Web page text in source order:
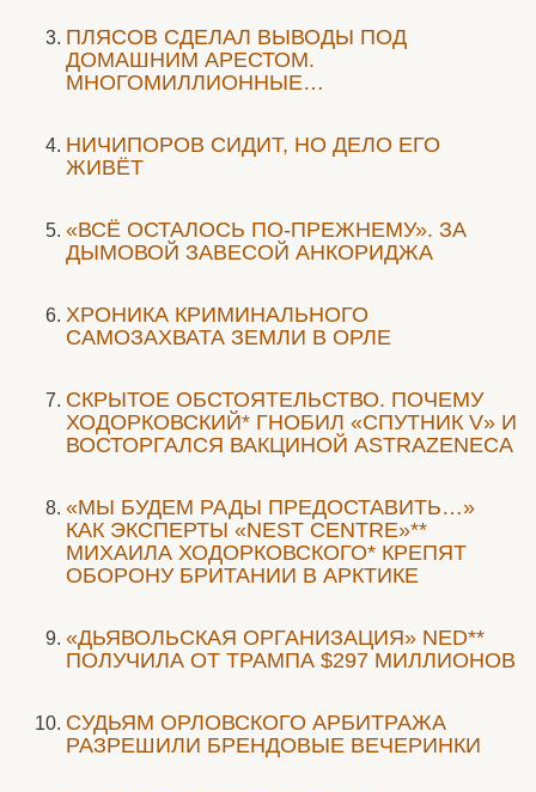
ПЛЯСОВ СДЕЛАЛ ВЫВОДЫ ПОД
ДОМАШНИМ АРЕСТОМ.
МНОГОМИЛЛИОННЫЕ…
НИЧИПОРОВ СИДИТ, НО ДЕЛО ЕГО
ЖИВЁТ
«ВСЁ ОСТАЛОСЬ ПО-ПРЕЖНЕМУ». ЗА
ДЫМОВОЙ ЗАВЕСОЙ АНКОРИДЖА
ХРОНИКА КРИМИНАЛЬНОГО
САМОЗАХВАТА ЗЕМЛИ В ОРЛЕ
СКРЫТОЕ ОБСТОЯТЕЛЬСТВО. ПОЧЕМУ
ХОДОРКОВСКИЙ* ГНОБИЛ «СПУТНИК V» И
ВОСТОРГАЛСЯ ВАКЦИНОЙ ASTRAZENECA
«МЫ БУДЕМ РАДЫ ПРЕДОСТАВИТЬ…»
КАК ЭКСПЕРТЫ «NEST CENTRE»**
МИХАИЛА ХОДОРКОВСКОГО* КРЕПЯТ
ОБОРОНУ БРИТАНИИ В АРКТИКЕ
«ДЬЯВОЛЬСКАЯ ОРГАНИЗАЦИЯ» NED**
ПОЛУЧИЛА ОТ ТРАМПА $297 МИЛЛИОНОВ
CУДЬЯМ ОРЛОВСКОГО АРБИТРАЖА
РАЗРЕШИЛИ БРЕНДОВЫЕ ВЕЧЕРИНКИ